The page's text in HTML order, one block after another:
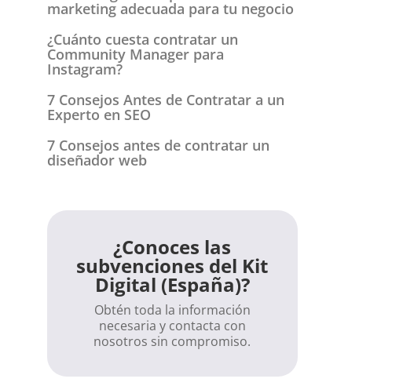
marketing adecuada para tu negocio
¿Cuánto cuesta contratar un
Community Manager para
Instagram?
7 Consejos Antes de Contratar a un
Experto en SEO
7 Consejos antes de contratar un
diseñador web
¿Conoces las
subvenciones del Kit
Digital (España)?
Obtén toda la información
necesaria y contacta con
nosotros sin compromiso.